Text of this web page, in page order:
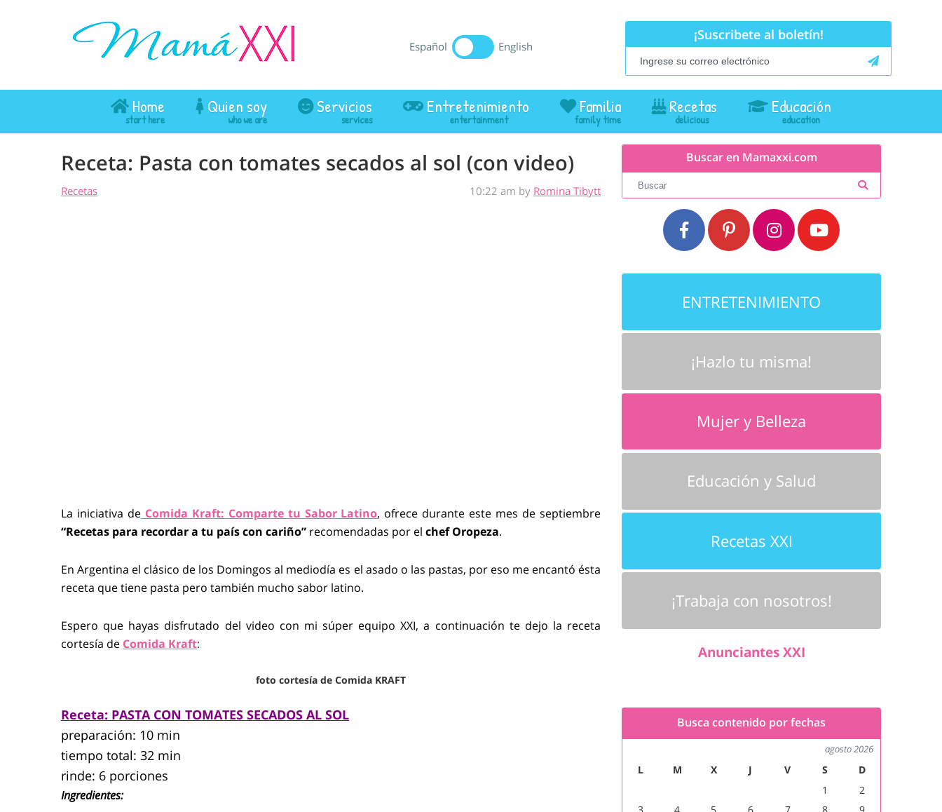
Español English
¡Suscribete al boletín!
Home Quien soy Servicios Entretenimiento Familia Recetas Educación
Receta: Pasta con tomates secados al sol (con video)
Recetas 10:22 am by Romina Tibytt
La iniciativa deComida Kraft: Comparte tu Sabor Latino, ofrece durante este mes de septiembre
“Recetas para recordar a tu país con cariño” recomendadas por el chef Oropeza.
En Argentina el clásico de los Domingos al mediodía es el asado o las pastas, por eso me encantó ésta
receta que tiene pasta pero también mucho sabor latino.
Espero que hayas disfrutado del video con mi súper equipo XXI, a continuación te dejo la receta
cortesía de Comida Kraft:
foto cortesía de Comida KRAFT
Receta: PASTA CON TOMATES SECADOS AL SOL
preparación: 10 min
tiempo total: 32 min
rinde: 6 porciones
Ingredientes:
Buscar en Mamaxxi.com
ENTRETENIMIENTO
¡Hazlo tu misma!
Mujer y Belleza
Educación y Salud
Recetas XXI
¡Trabaja con nosotros!
Anunciantes XXI
Busca contenido por fechas
agosto 2026
L M X J V S
D
1
2